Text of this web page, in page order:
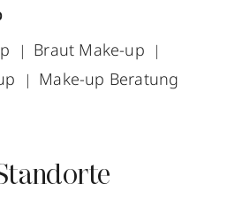
Braut Make-up
Make-up Beratung